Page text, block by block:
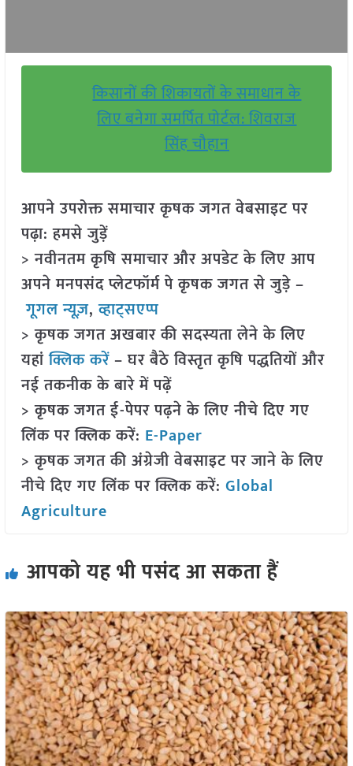
किसानों की शिकायतों के समाधान के
लिए बनेगा समर्पित पोर्टल: शिवराज
सिंह चौहान
आपने उपरोक्त समाचार कृषक जगत वेबसाइट पर
पढ़ा: हमसे जुड़ें
> नवीनतम कृषि समाचार और अपडेट के लिए आप
अपने मनपसंद प्लेटफॉर्म पे कृषक जगत से जुड़े –
गूगल न्यूज़,व्हाट्सएप्प
> कृषक जगत अखबार की सदस्यता लेने के लिए
यहांक्लिक करें– घर बैठे विस्तृत कृषि पद्धतियों और
नई तकनीक के बारे में पढ़ें
> कृषक जगत ई-पेपर पढ़ने के लिए नीचे दिए गए
लिंक पर क्लिक करें: E-Paper
> कृषक जगत की अंग्रेजी वेबसाइट पर जाने के लिए
नीचे दिए गए लिंक पर क्लिक करें: Global
Agriculture
आपको यह भी पसंद आ सकता हैं